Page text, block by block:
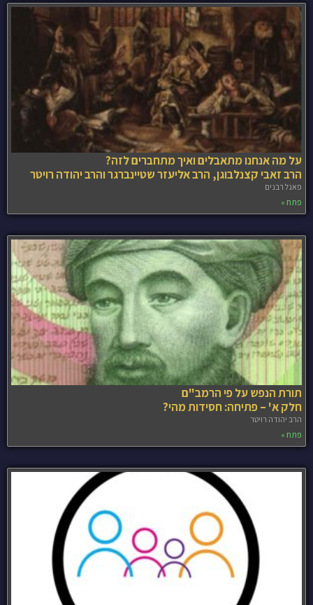
על מה אנחנו מתאבלים ואיך מתחברים לזה?
הרב זאבי קצנלבוגן, הרב אליעזר שטיינברגר והרב יהודה רויטר
פאנל רבנים
פתח »
תורת הנפש על פי הרמב"ם
חלק א' – פתיחה: חסידות מהי?
הרב יהודה רויטר
פתח »